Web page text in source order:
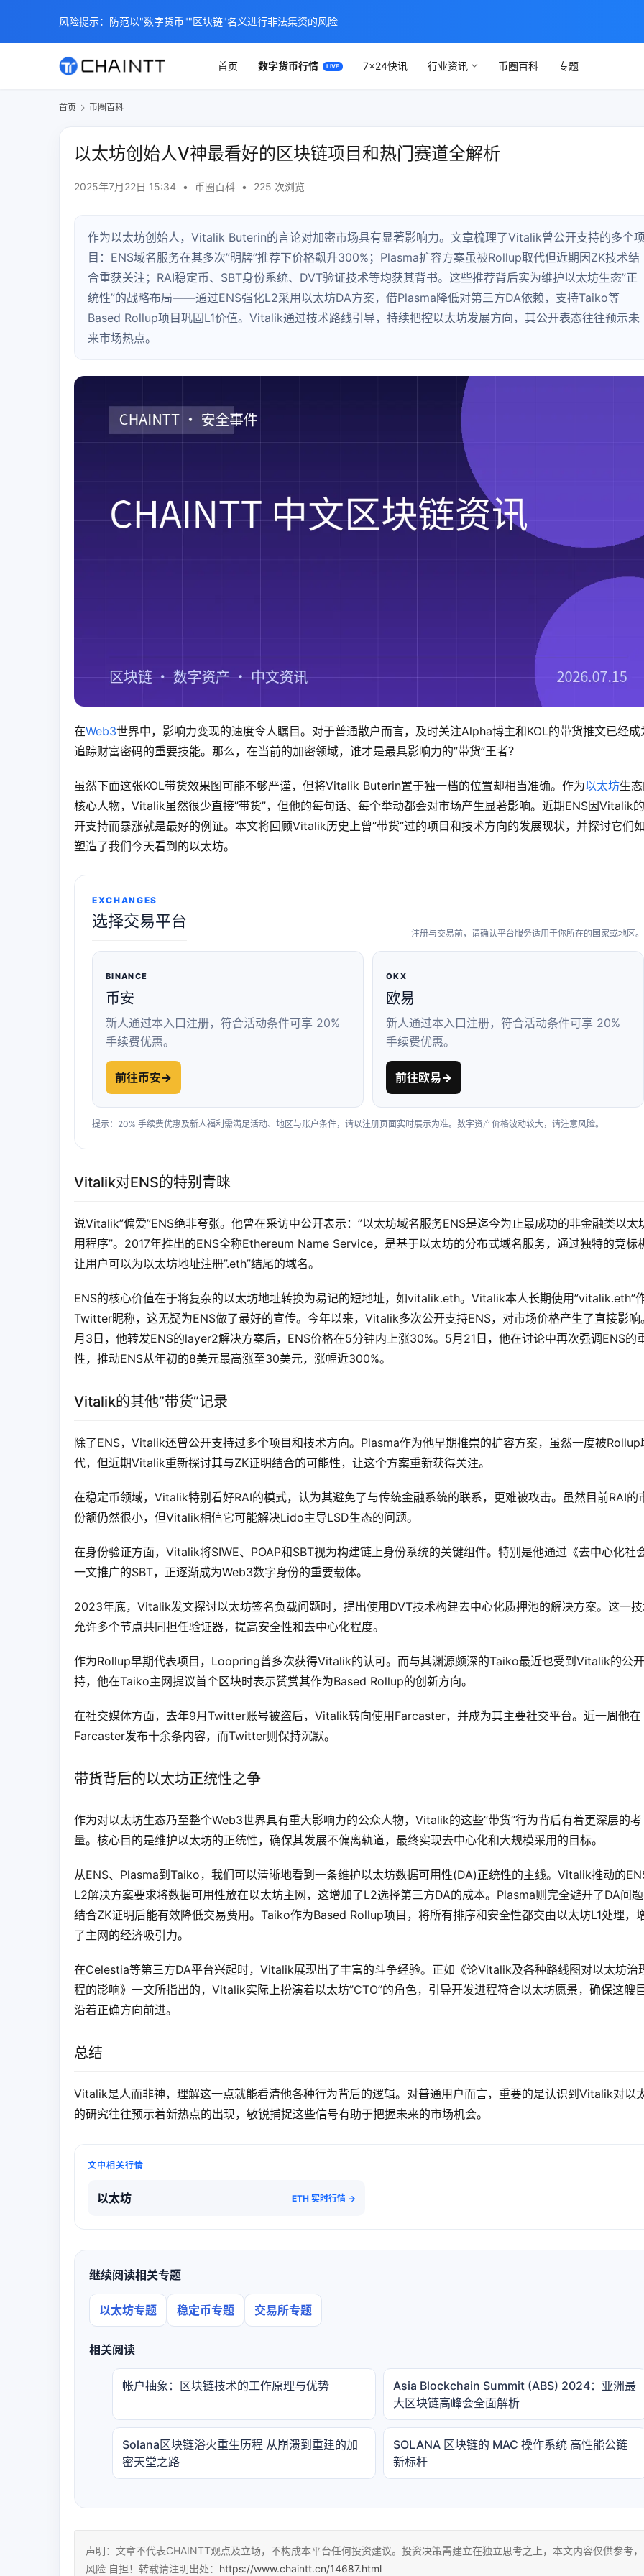
首页 数字货币行情 7×24快讯 行业资讯 币圈百科 专题
首页 币圈百科
以太坊创始人V神最看好的区块链项目和热门赛道全解析
2025年7月22日 15:34 • 币圈百科 • 225 次浏览
作为以太坊创始人，Vitalik Buterin的言论对加密市场具有显著影响力。文章梳理了Vitalik曾公开支持的多个
目：ENS域名服务在其多次”明牌”推荐下价格飙升300%；Plasma扩容方案虽被Rollup取代但近期因ZK技术结
合重获关注；RAI稳定币、SBT身份系统、DVT验证技术等均获其背书。这些推荐背后实为维护以太坊生态”正
统性”的战略布局——通过ENS强化L2采用以太坊DA方案，借Plasma降低对第三方DA依赖，支持Taiko等
Based Rollup项目巩固L1价值。Vitalik通过技术路线引导，持续把控以太坊发展方向，其公开表态往往预示未
来市场热点。
在Web3世界中，影响力变现的速度令人瞩目。对于普通散户而言，及时关注Alpha博主和KOL的带货推文已经成
追踪财富密码的重要技能。那么，在当前的加密领域，谁才是最具影响力的”带货”王者？
虽然下面这张KOL带货效果图可能不够严谨，但将Vitalik Buterin置于独一档的位置却相当准确。作为以太坊生
核心人物，Vitalik虽然很少直接”带货”，但他的每句话、每个举动都会对市场产生显著影响。近期ENS因Vitalik
开支持而暴涨就是最好的例证。本文将回顾Vitalik历史上曾”带货”过的项目和技术方向的发展现状，并探讨它们
塑造了我们今天看到的以太坊。
EXCHANGES
选择交易平台
注册与交易前，请确认平台服务适用于你所在的国家或地区。
BINANCE
币安
新人通过本入口注册，符合活动条件可享 20%
手续费优惠。
前往币安→
OKX
欧易
新人通过本入口注册，符合活动条件可享 20%
手续费优惠。
前往欧易→
提示：20% 手续费优惠及新人福利需满足活动、地区与账户条件，请以注册页面实时展示为准。数字资产价格波动较大，请注意风险。
Vitalik对ENS的特别青睐
说Vitalik”偏爱”ENS绝非夸张。他曾在采访中公开表示：”以太坊域名服务ENS是迄今为止最成功的非金融类以太
用程序”。2017年推出的ENS全称Ethereum Name Service，是基于以太坊的分布式域名服务，通过独特的竞标
让用户可以为以太坊地址注册”.eth”结尾的域名。
ENS的核心价值在于将复杂的以太坊地址转换为易记的短地址，如vitalik.eth。Vitalik本人长期使用”vitalik.eth”
Twitter昵称，这无疑为ENS做了最好的宣传。今年以来，Vitalik多次公开支持ENS，对市场价格产生了直接影响
月3日，他转发ENS的layer2解决方案后，ENS价格在5分钟内上涨30%。5月21日，他在讨论中再次强调ENS的
性，推动ENS从年初的8美元最高涨至30美元，涨幅近300%。
Vitalik的其他”带货”记录
除了ENS，Vitalik还曾公开支持过多个项目和技术方向。Plasma作为他早期推崇的扩容方案，虽然一度被Rollup
代，但近期Vitalik重新探讨其与ZK证明结合的可能性，让这个方案重新获得关注。
在稳定币领域，Vitalik特别看好RAI的模式，认为其避免了与传统金融系统的联系，更难被攻击。虽然目前RAI的
份额仍然很小，但Vitalik相信它可能解决Lido主导LSD生态的问题。
在身份验证方面，Vitalik将SIWE、POAP和SBT视为构建链上身份系统的关键组件。特别是他通过《去中心化社
一文推广的SBT，正逐渐成为Web3数字身份的重要载体。
2023年底，Vitalik发文探讨以太坊签名负载问题时，提出使用DVT技术构建去中心化质押池的解决方案。这一
允许多个节点共同担任验证器，提高安全性和去中心化程度。
作为Rollup早期代表项目，Loopring曾多次获得Vitalik的认可。而与其渊源颇深的Taiko最近也受到Vitalik的公
持，他在Taiko主网提议首个区块时表示赞赏其作为Based Rollup的创新方向。
在社交媒体方面，去年9月Twitter账号被盗后，Vitalik转向使用Farcaster，并成为其主要社交平台。近一周他在
Farcaster发布十余条内容，而Twitter则保持沉默。
带货背后的以太坊正统性之争
作为对以太坊生态乃至整个Web3世界具有重大影响力的公众人物，Vitalik的这些”带货”行为背后有着更深层的考
量。核心目的是维护以太坊的正统性，确保其发展不偏离轨道，最终实现去中心化和大规模采用的目标。
从ENS、Plasma到Taiko，我们可以清晰地看到一条维护以太坊数据可用性(DA)正统性的主线。Vitalik推动的
L2解决方案要求将数据可用性放在以太坊主网，这增加了L2选择第三方DA的成本。Plasma则完全避开了DA问题
结合ZK证明后能有效降低交易费用。Taiko作为Based Rollup项目，将所有排序和安全性都交由以太坊L1处理，
了主网的经济吸引力。
在Celestia等第三方DA平台兴起时，Vitalik展现出了丰富的斗争经验。正如《论Vitalik及各种路线图对以太坊治
程的影响》一文所指出的，Vitalik实际上扮演着以太坊”CTO”的角色，引导开发进程符合以太坊愿景，确保这艘
沿着正确方向前进。
总结
Vitalik是人而非神，理解这一点就能看清他各种行为背后的逻辑。对普通用户而言，重要的是认识到Vitalik对以
的研究往往预示着新热点的出现，敏锐捕捉这些信号有助于把握未来的市场机会。
文中相关行情
以太坊 ETH 实时行情 →
继续阅读相关专题
以太坊专题 稳定币专题 交易所专题
相关阅读
帐户抽象：区块链技术的工作原理与优势
Asia Blockchain Summit (ABS) 2024：亚洲最
大区块链高峰会全面解析
Solana区块链浴火重生历程 从崩溃到重建的加
密天堂之路
SOLANA 区块链的 MAC 操作系统 高性能公链
新标杆
声明：文章不代表CHAINTT观点及立场，不构成本平台任何投资建议。投资决策需建立在独立思考之上，本文内容仅供参考，
风险 自担！转载请注明出处： https://www.chaintt.cn/14687.html
风险提示：防范以"数字货币""区块链"名义进行非法集资的风险